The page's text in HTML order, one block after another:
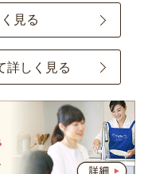
見る
詳しく見る